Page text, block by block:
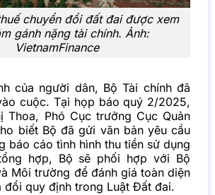
chuyển đổi đất đai được xem
gánh nặng tài chính. Ảnh:
VietnamFinance
của người dân, Bộ Tài chính đã
cuộc. Tại họp báo quý 2/2025,
Thoa, Phó Cục trưởng Cục Quản
biết Bộ đã gửi văn bản yêu cầu
báo cáo tình hình thu tiền sử dụng
hợp, Bộ sẽ phối hợp với Bộ
Môi trường để đánh giá toàn diện
đổi quy định trong Luật Đất đai.